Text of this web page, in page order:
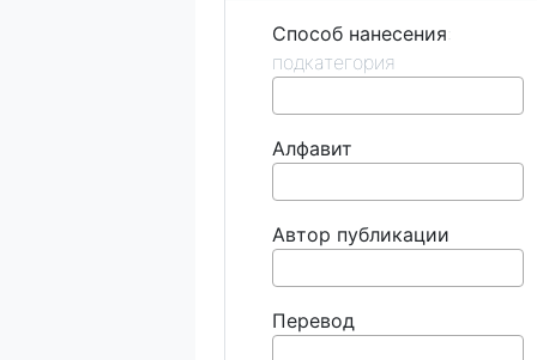
Способ нанесения
Алфавит
Автор публикации
Перевод